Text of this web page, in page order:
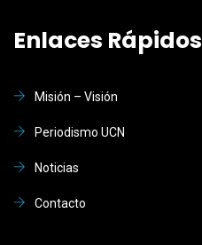
Enlaces Rápidos
Misión – Visión
Periodismo UCN
Noticias
Contacto